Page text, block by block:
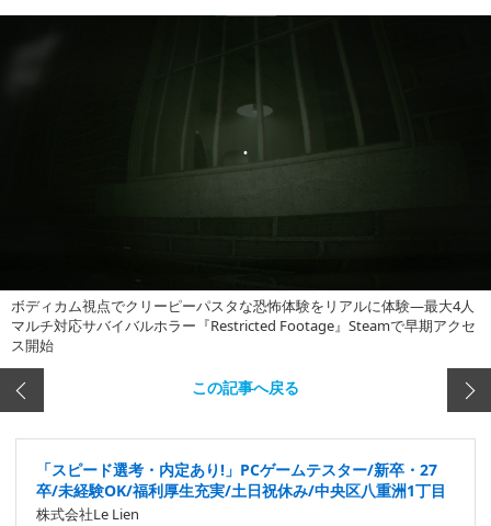
ボディカム視点でクリーピーパスタな恐怖体験をリアルに体験―最大4人
マルチ対応サバイバルホラー『Restricted Footage』Steamで早期アクセ
ス開始
この記事へ戻る
「スピード選考・内定あり!」PCゲームテスター/新卒・27
卒/未経験OK/福利厚生充実/土日祝休み/中央区八重洲1丁目
株式会社Le Lien